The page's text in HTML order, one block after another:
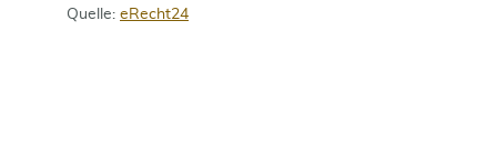
Quelle: eRecht24